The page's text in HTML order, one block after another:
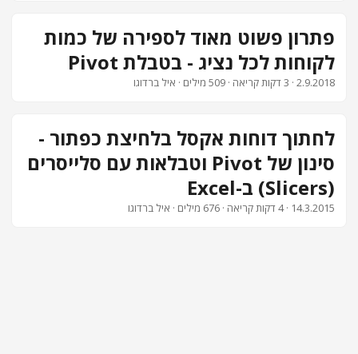
פתרון פשוט מאוד לספירה של כמות
לקוחות לכל נציג - בטבלת Pivot
2.9.2018 · 3 דקות קריאה · 509 מילים · איל ברדוגו
לחתוך דוחות אקסל בלחיצת כפתור -
סינון של Pivot וטבלאות עם סלייסרים
(Slicers) ב-Excel
14.3.2015 · 4 דקות קריאה · 676 מילים · איל ברדוגו